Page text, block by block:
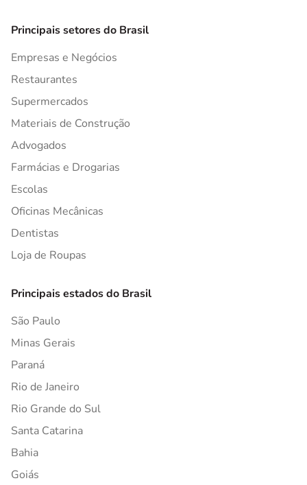
Principais setores do Brasil
Empresas e Negócios
Restaurantes
Supermercados
Materiais de Construção
Advogados
Farmácias e Drogarias
Escolas
Oficinas Mecânicas
Dentistas
Loja de Roupas
Principais estados do Brasil
São Paulo
Minas Gerais
Paraná
Rio de Janeiro
Rio Grande do Sul
Santa Catarina
Bahia
Goiás